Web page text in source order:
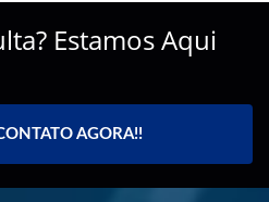
Estamos Aqui
AGORA!!